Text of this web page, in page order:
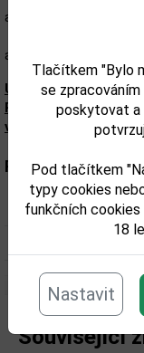
Tlačítkem "Bylo
se
poskytovat a
Pod tlačítkem
typy cookies
funkčních cookies
18
Nastavit
a různými dalšími
a podmanivý charakter.
Upozorňujeme, že
Přesné složení a
výrobku.
Parametry:
Obsah alkoholu obj. %:
Související